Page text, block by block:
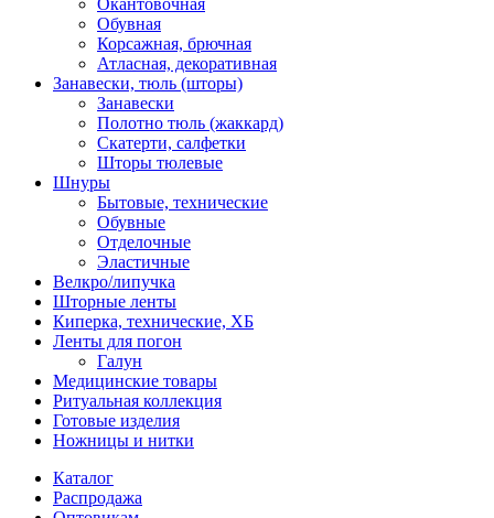
Обувная
Корсажная, брючная
Атласная, декоративная
Занавески, тюль (шторы)
Занавески
Полотно тюль (жаккард)
Скатерти, салфетки
Шторы тюлевые
Шнуры
Бытовые, технические
Обувные
Отделочные
Эластичные
Велкро/липучка
Шторные ленты
Киперка, технические, ХБ
Ленты для погон
Галун
Медицинские товары
Ритуальная коллекция
Готовые изделия
Ножницы и нитки
Каталог
Распродажа